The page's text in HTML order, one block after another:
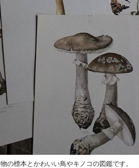
の標本とかわいい鳥やキノコの図鑑です。